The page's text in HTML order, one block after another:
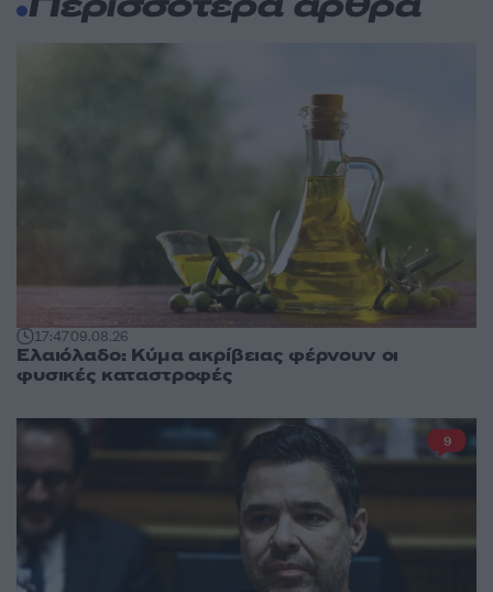
Περισσότερα άρθρα
17:4709.08.26
Ελαιόλαδο: Κύμα ακρίβειας φέρνουν οι
φυσικές καταστροφές
9